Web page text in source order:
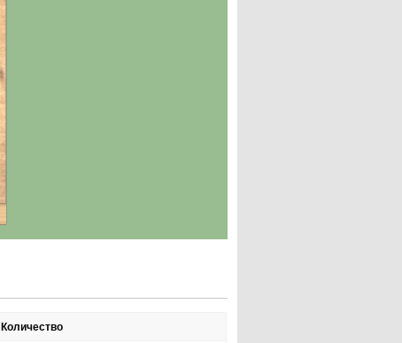
Количество